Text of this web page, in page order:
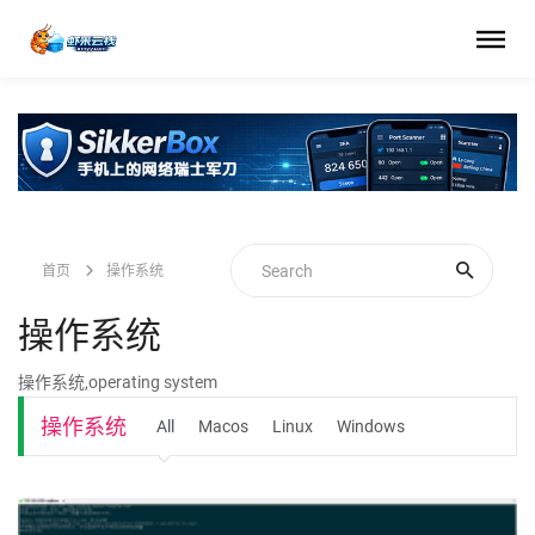
首页 操作系统
操作系统
操作系统,operating system
操作系统 All Macos Linux Windows